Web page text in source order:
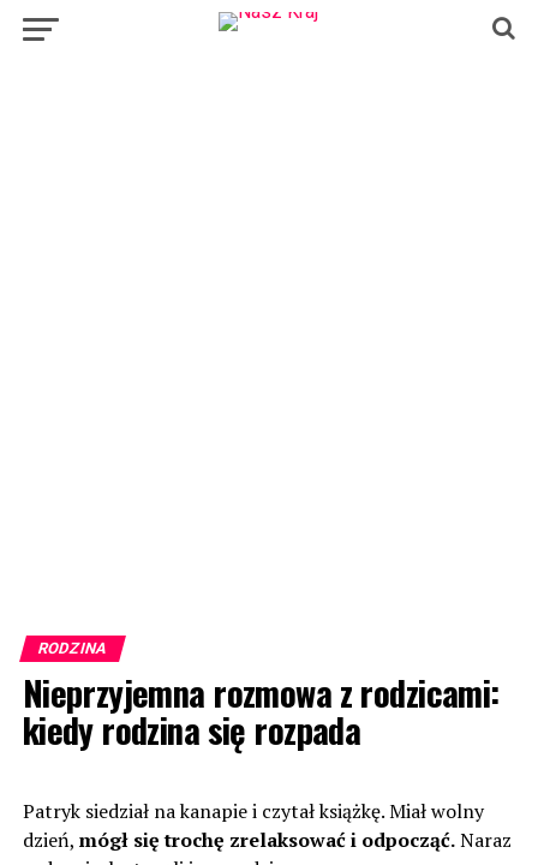
RODZINA
Nieprzyjemna rozmowa z rodzicami:
kiedy rodzina się rozpada
Patryk siedział na kanapie i czytał książkę. Miał wolny
dzień, mógł się trochę zrelaksować i odpocząć.Naraz